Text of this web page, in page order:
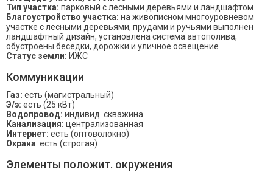
Тип участка: парковый с лесными деревьями и ландшафтом
Благоустройство участка: на живописном многоуровневом
участке с лесными деревьями, прудами и ручьями выполнен
ландшафтный дизайн, установлена система автополива,
обустроены беседки, дорожки и уличное освещение
Статус земли: ИЖС
Коммуникации
Газ: есть (магистральный)
Э/э: есть (25 кВт)
Водопровод: индивид. скважина
Канализация: централизованная
Интернет: есть (оптоволокно)
Охрана: есть (строгая)
Элементы положит. окружения